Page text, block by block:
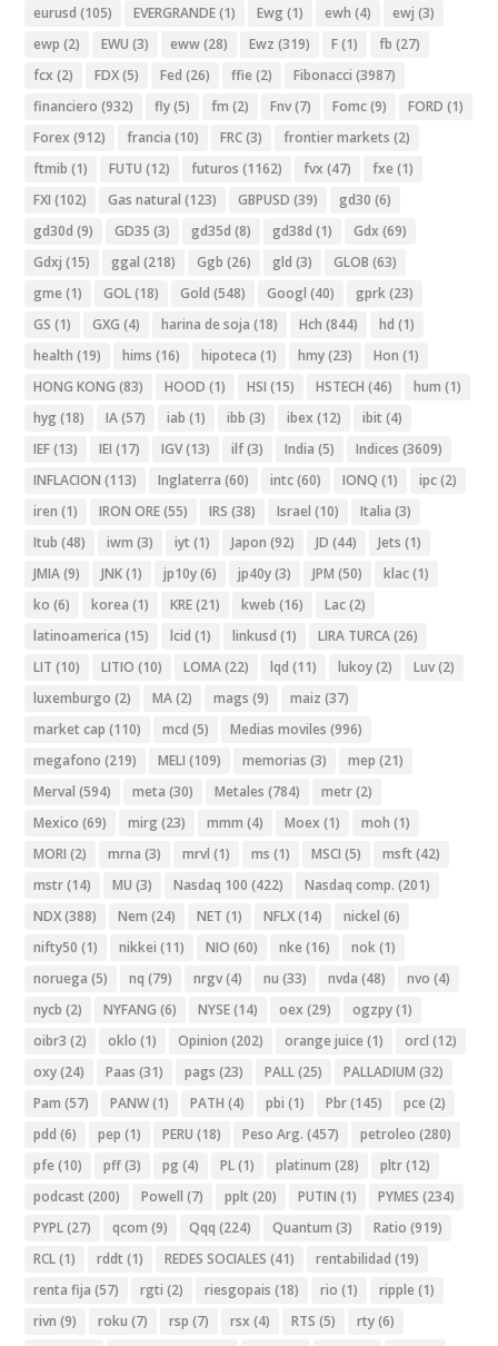
eurusd (105) EVERGRANDE(1) Ewg (1) ewh (4) ewj (3)
ewp (2) EWU (3) eww(28) Ewz (319) F(1) fb (27)
fcx (2) FDX(5) Fed (26) ffie (2) Fibonacci (3987)
financiero (932) fly(5) fm (2) Fnv(7) Fomc(9) FORD (1)
Forex (912) francia (10) FRC(3) frontier markets (2)
ftmib (1) FUTU (12) futuros (1162) fvx (47) fxe (1)
FXI (102) Gas natural (123) GBPUSD (39) gd30 (6)
gd30d (9) GD35 (3) gd35d (8) gd38d (1) Gdx (69)
Gdxj (15) ggal (218) Ggb (26) gld (3) GLOB (63)
gme (1) GOL(18) Gold (548) Googl (40) gprk(23)
GS (1) GXG (4) harina de soja (18) Hch (844) hd (1)
health (19) hims (16) hipoteca (1) hmy(23) Hon (1)
HONG KONG (83) HOOD (1) HSI (15) HSTECH (46) hum (1)
hyg (18) IA(57) iab (1) ibb (3) ibex (12) ibit (4)
IEF(13) IEI (17) IGV(13) ilf(3) India (5) Indices (3609)
INFLACION (113) Inglaterra (60) intc(60) IONQ (1) ipc(2)
iren (1) IRON ORE(55) IRS (38) Israel (10) Italia (3)
Itub (48) iwm (3) iyt (1) Japon (92) JD (44) Jets (1)
JMIA(9) JNK(1) jp10y(6) jp40y(3) JPM (50) klac(1)
ko (6) korea (1) KRE(21) kweb (16) Lac(2)
latinoamerica (15) lcid (1) linkusd (1) LIRA TURCA(26)
LIT (10) LITIO (10) LOMA(22) lqd (11) lukoy(2) Luv(2)
luxemburgo (2) MA(2) mags (9) maiz (37)
market cap (110) mcd (5) Medias moviles (996)
megafono (219) MELI (109) memorias (3) mep (21)
Merval (594) meta (30) Metales (784) metr(2)
Mexico (69) mirg (23) mmm (4) Moex (1) moh (1)
MORI (2) mrna (3) mrvl (1) ms (1) MSCI (5) msft (42)
mstr(14) MU (3) Nasdaq 100 (422) Nasdaq comp. (201)
NDX(388) Nem (24) NET (1) NFLX(14) nickel (6)
nifty50 (1) nikkei (11) NIO (60) nke (16) nok(1)
noruega (5) nq (79) nrgv(4) nu (33) nvda (48) nvo (4)
nycb (2) NYFANG (6) NYSE(14) oex (29) ogzpy(1)
oibr3 (2) oklo (1) Opinion (202) orange juice (1) orcl (12)
oxy(24) Paas (31) pags (23) PALL(25) PALLADIUM (32)
Pam (57) PANW(1) PATH (4) pbi (1) Pbr(145) pce (2)
pdd (6) pep (1) PERU (18) Peso Arg. (457) petroleo (280)
pfe (10) pff(3) pg (4) PL(1) platinum (28) pltr(12)
podcast (200) Powell (7) pplt (20) PUTIN (1) PYMES (234)
PYPL(27) qcom (9) Qqq (224) Quantum (3) Ratio (919)
RCL(1) rddt (1) REDES SOCIALES (41) rentabilidad (19)
renta fija (57) rgti (2) riesgopais (18) rio (1) ripple (1)
rivn (9) roku (7) rsp (7) rsx (4) RTS (5) rty(6)